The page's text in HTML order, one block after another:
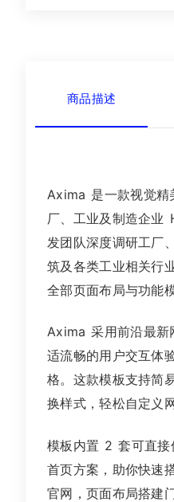
商品描述
Axima 是一款视觉精
厂、工业及制造企业
发团队深度调研工厂
筑及各类工业相关行
全部页面布局与功能模
Axima 采用前沿最新
适流畅的用户交互体
格。这款模板支持简
换样式，轻松自定义
模板内置 2 套可直接
首页方案，助你快速
官网，页面布局搭建